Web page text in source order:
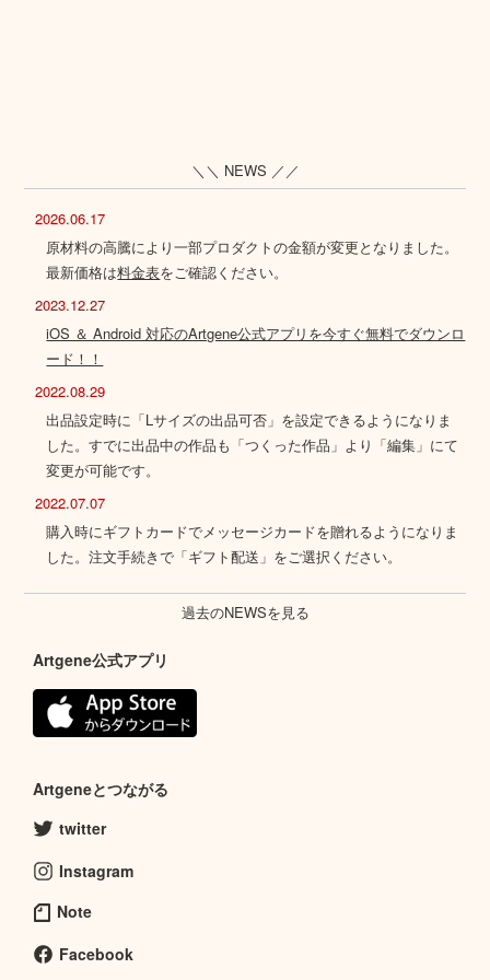
＼＼ NEWS ／／
2026.06.17
原材料の高騰により一部プロダクトの金額が変更となりました。
最新価格は料金表をご確認ください。
2023.12.27
iOS ＆ Android 対応のArtgene公式アプリを今すぐ無料でダウンロ
ード！！
2022.08.29
出品設定時に「Lサイズの出品可否」を設定できるようになりま
した。すでに出品中の作品も「つくった作品」より「編集」にて
変更が可能です。
2022.07.07
購入時にギフトカードでメッセージカードを贈れるようになりま
した。注文手続きで「ギフト配送」をご選択ください。
過去のNEWSを見る
Artgene公式アプリ
Artgeneとつながる
twitter
Instagram
Note
Facebook